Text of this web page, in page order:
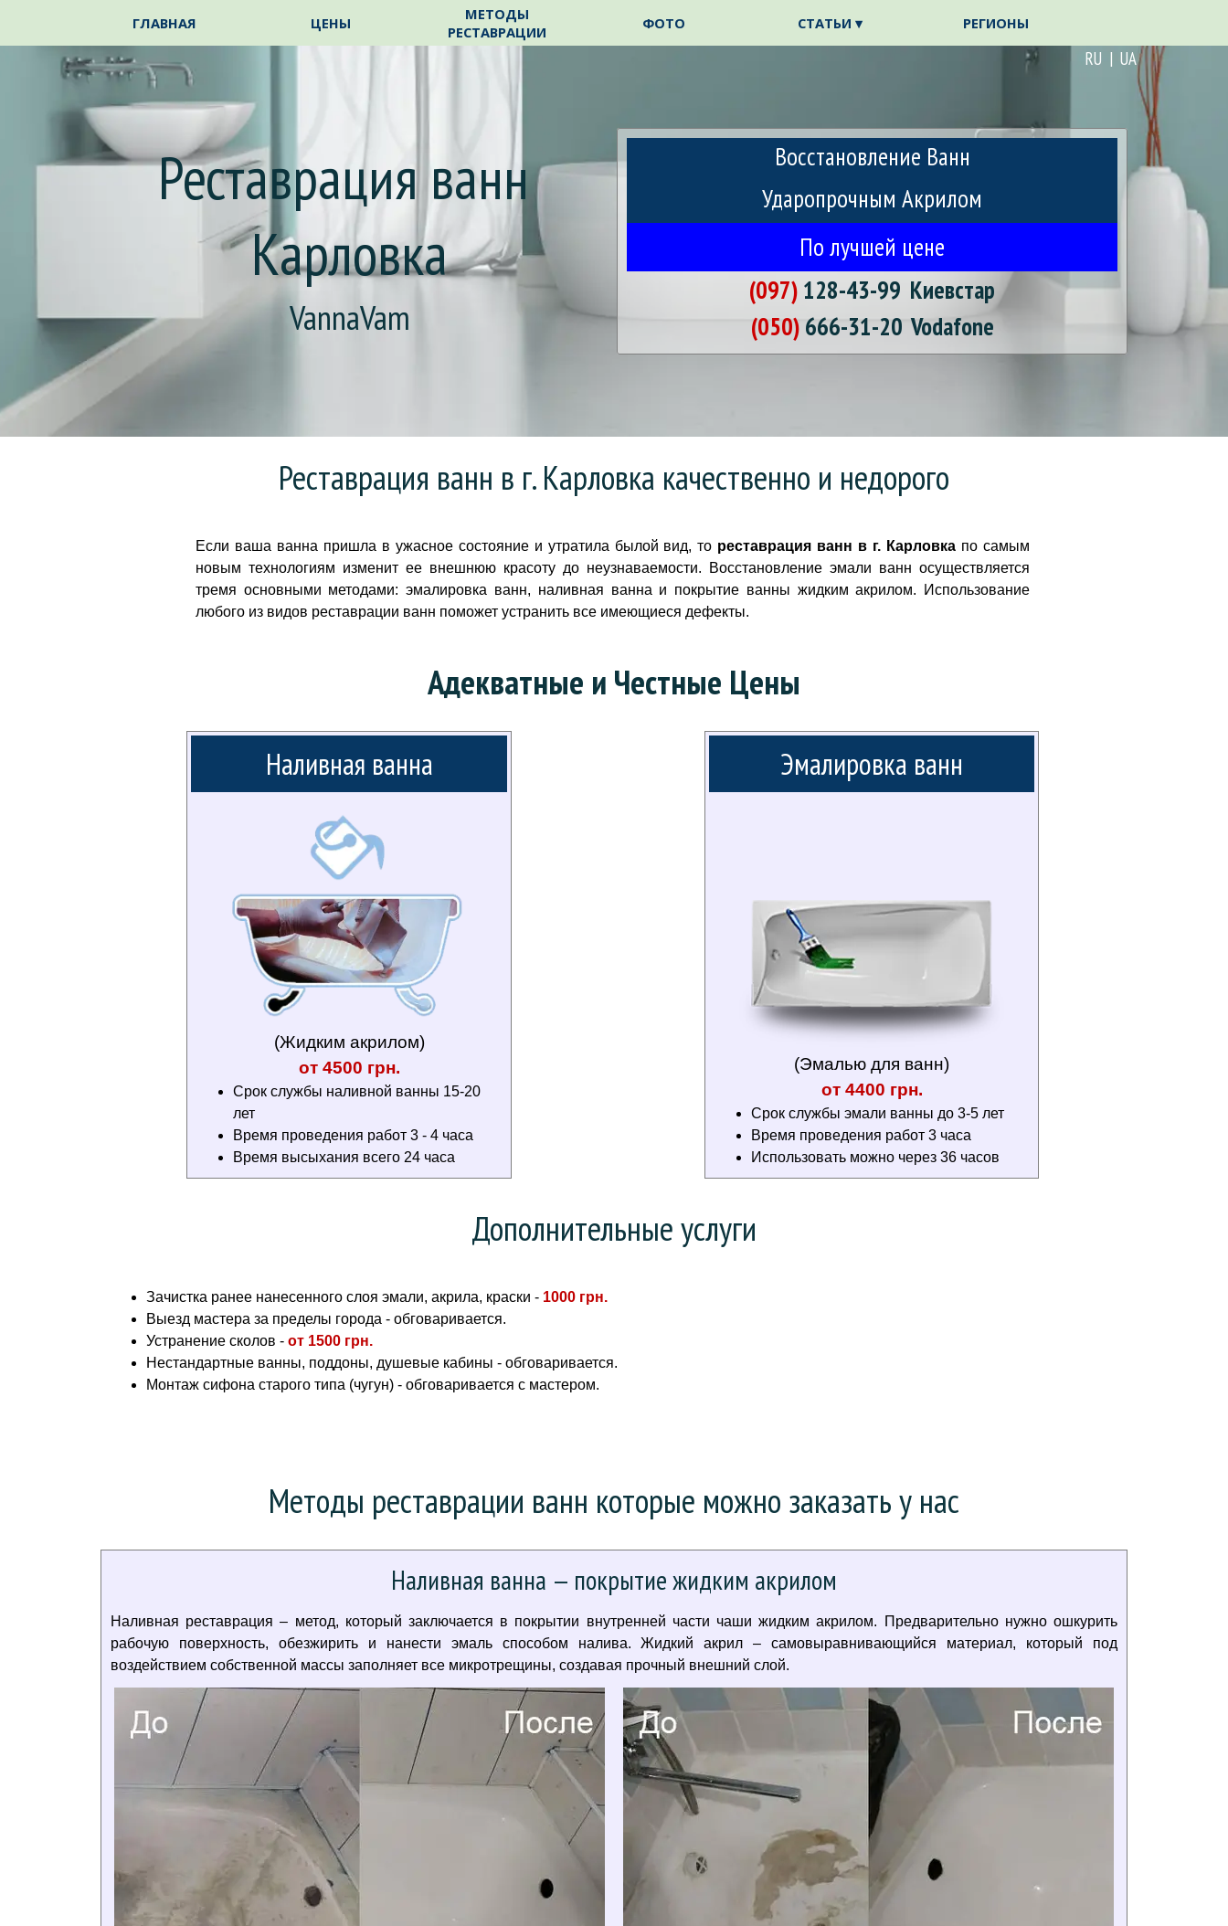
ГЛАВНАЯ ЦЕНЫ
МЕТОДЫ
РЕСТАВРАЦИИ
ФОТО СТАТЬИ ▾ ▼
РЕГИОНЫ
RU | UA
Реставрация ванн
Карловка
VannaVam
Восстановление Ванн
Ударопрочным Акрилом
По лучшей цене
(097) 128-43-99 Киевстар
(050) 666-31-20 Vodafone
Реставрация ванн в г. Карловка качественно и недорого
Если ваша ванна пришла в ужасное состояние и утратила былой вид, то реставрация ванн в г. Карловка по самым
новым технологиям изменит ее внешнюю красоту до неузнаваемости. Восстановление эмали ванн осуществляется
тремя основными методами: эмалировка ванн, наливная ванна и покрытие ванны жидким акрилом. Использование
любого из видов реставрации ванн поможет устранить все имеющиеся дефекты.
Адекватные и Честные Цены
Наливная ванна
(Жидким акрилом)
от 4500 грн.
Срок службы наливной ванны 15-20
лет
Время проведения работ 3 - 4 часа
Время высыхания всего 24 часа
Эмалировка ванн
(Эмалью для ванн)
от 4400 грн.
Срок службы эмали ванны до 3-5 лет
Время проведения работ 3 часа
Использовать можно через 36 часов
Дополнительные услуги
Зачистка ранее нанесенного слоя эмали, акрила, краски - 1000 грн.
Выезд мастера за пределы города - обговаривается.
Устранение сколов - от 1500 грн.
Нестандартные ванны, поддоны, душевые кабины - обговаривается.
Монтаж сифона старого типа (чугун) - обговаривается с мастером.
Методы реставрации ванн которые можно заказать у нас
Наливная ванна — покрытие жидким акрилом
Наливная реставрация – метод, который заключается в покрытии внутренней части чаши жидким акрилом. Предварительно нужно ошкурить
рабочую поверхность, обезжирить и нанести эмаль способом налива. Жидкий акрил – самовыравнивающийся материал, который под
воздействием собственной массы заполняет все микротрещины, создавая прочный внешний слой.